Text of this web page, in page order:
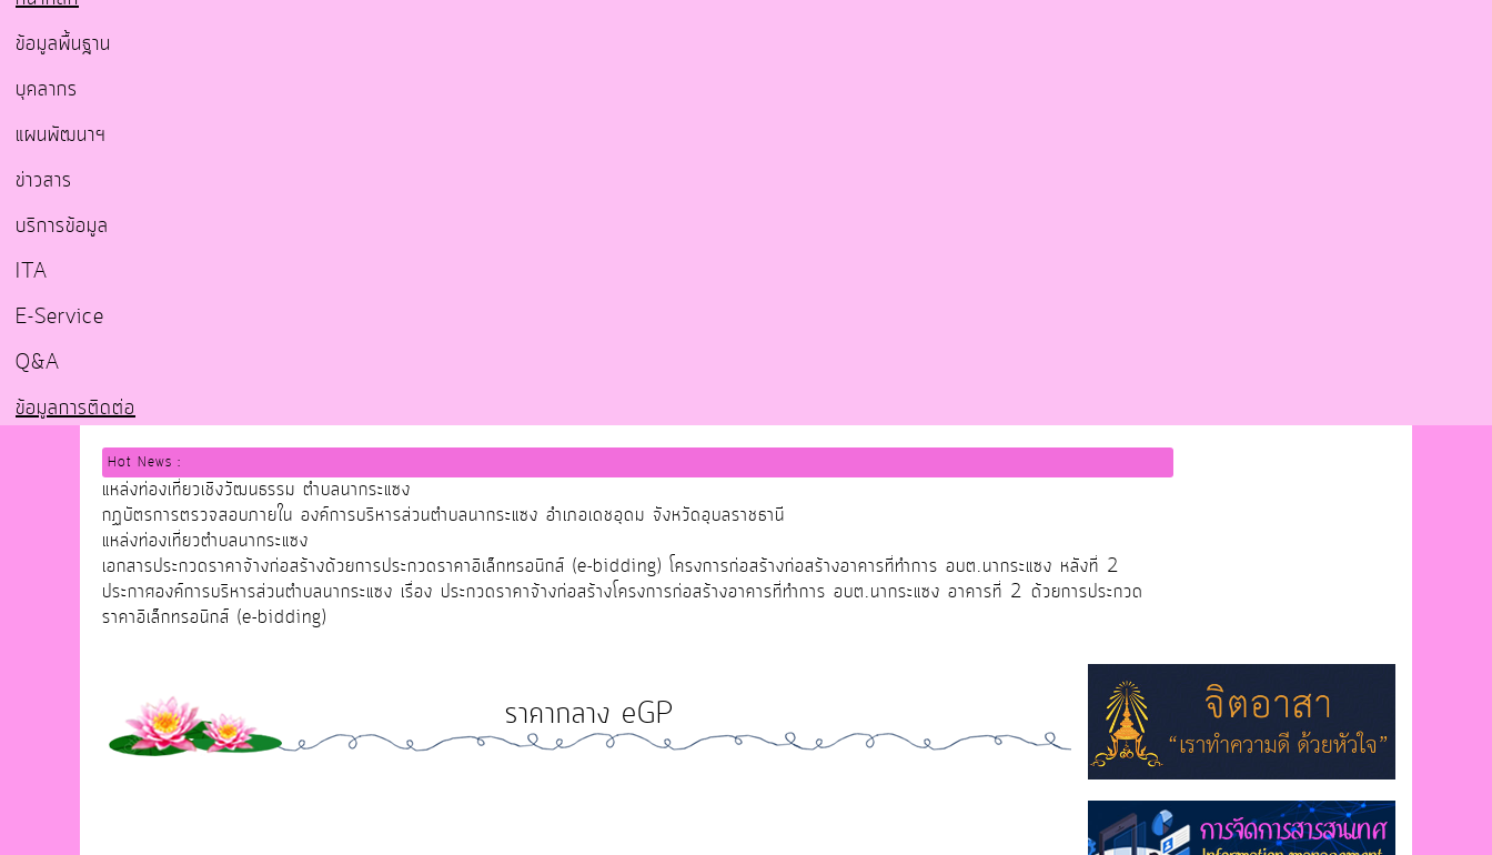
ข้อมูลพื้นฐาน
บุคลากร
แผนพัฒนาฯ
ข่าวสาร
บริการข้อมูล
ITA
E-Service
Q&A
ข้อมูลการติดต่อ
Hot News :
แหล่งท่องเที่ยวเชิงวัฒนธรรม ตำบลนากระแซง
กฏบัตรการตรวจสอบภายใน องค์การบริหารส่วนตำบลนากระแซง อำเภอเดชอุดม จังหวัดอุบลราชธานี
แหล่งท่องเที่ยวตำบลนากระแซง
เอกสารประกวดราคาจ้างก่อสร้างด้วยการประกวดราคาอิเล็กทรอนิกส์ (e-bidding) โครงการก่อสร้างก่อสร้างอาคารที่ทำการ อบต.นากระแซง หลังที่ 2
ประกาศองค์การบริหารส่วนตำบลนากระแซง เรื่อง ประกวดราคาจ้างก่อสร้างโครงการก่อสร้างอาคารที่ทำการ อบต.นากระแซง อาคารที่ 2 ด้วยการประกวด
ราคาอิเล็กทรอนิกส์ (e-bidding)
ราคากลาง eGP